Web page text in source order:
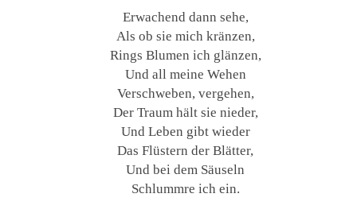
Erwachend dann sehe,
Als ob sie mich kränzen,
Rings Blumen ich glänzen,
Und all meine Wehen
Verschweben, vergehen,
Der Traum hält sie nieder,
Und Leben gibt wieder
Das Flüstern der Blätter,
Und bei dem Säuseln
Schlummre ich ein.